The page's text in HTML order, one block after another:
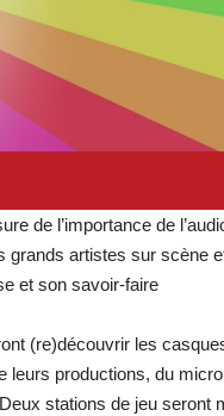
de l’importance de
grands artistes sur scène
et son savoir-faire
(re)découvrir les
leurs productions, du
stations de jeu seront